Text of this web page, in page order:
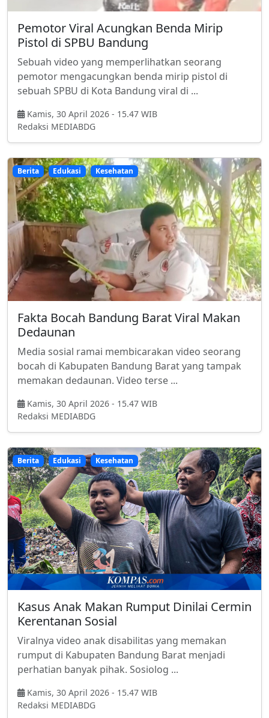
Pemotor Viral Acungkan Benda Mirip
Pistol di SPBU Bandung
Sebuah video yang memperlihatkan seorang
pemotor mengacungkan benda mirip pistol di
sebuah SPBU di Kota Bandung viral di ...
Kamis, 30 April 2026 - 15.47 WIB
Redaksi MEDIABDG
Berita Edukasi Kesehatan
Fakta Bocah Bandung Barat Viral Makan
Dedaunan
Media sosial ramai membicarakan video seorang
bocah di Kabupaten Bandung Barat yang tampak
memakan dedaunan. Video terse ...
Kamis, 30 April 2026 - 15.47 WIB
Redaksi MEDIABDG
Berita Edukasi Kesehatan
Kasus Anak Makan Rumput Dinilai Cermin
Kerentanan Sosial
Viralnya video anak disabilitas yang memakan
rumput di Kabupaten Bandung Barat menjadi
perhatian banyak pihak. Sosiolog ...
Kamis, 30 April 2026 - 15.47 WIB
Redaksi MEDIABDG